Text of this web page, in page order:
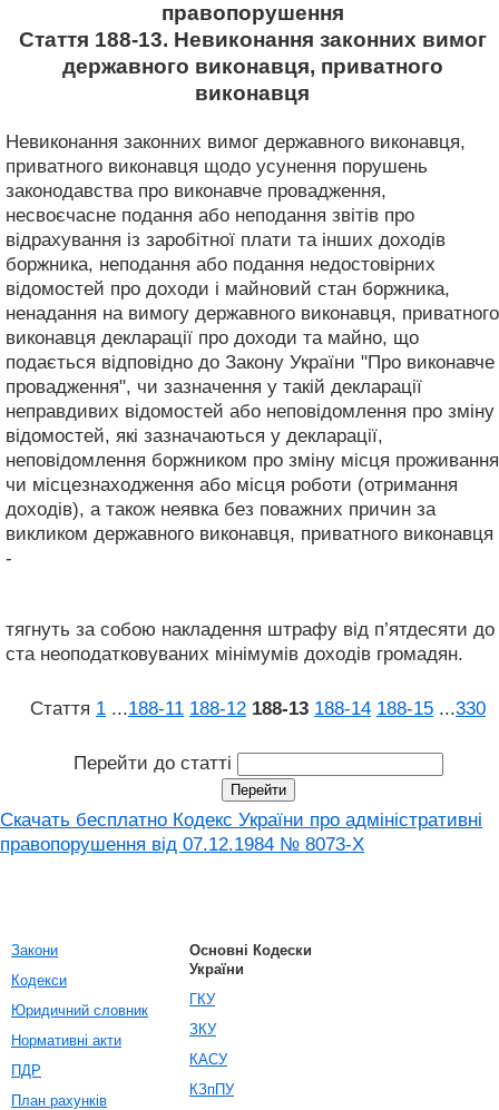
правопорушення
Стаття 188-13. Невиконання законних вимог
державного виконавця, приватного
виконавця
Невиконання законних вимог державного виконавця,
приватного виконавця щодо усунення порушень
законодавства про виконавче провадження,
несвоєчасне подання або неподання звітів про
відрахування із заробітної плати та інших доходів
боржника, неподання або подання недостовірних
відомостей про доходи і майновий стан боржника,
ненадання на вимогу державного виконавця, приватного
виконавця декларації про доходи та майно, що
подається відповідно до Закону України "Про виконавче
провадження", чи зазначення у такій декларації
неправдивих відомостей або неповідомлення про зміну
відомостей, які зазначаються у декларації,
неповідомлення боржником про зміну місця проживання
чи місцезнаходження або місця роботи (отримання
доходів), а також неявка без поважних причин за
викликом державного виконавця, приватного виконавця
-
тягнуть за собою накладення штрафу від п’ятдесяти до
ста неоподатковуваних мінімумів доходів громадян.
Стаття 1 ...188‑11 188‑12 188‑13 188‑14 188‑15 ...330
Перейти до статті
Скачать бесплатно Кодекс України про адміністративні
правопорушення вiд 07.12.1984 № 8073-X
Закони
Кодекси
Юридичний словник
Нормативні акти
ПДР
План рахунків
Основні Кодески
України
ГКУ
ЗКУ
КАСУ
КЗпПУ